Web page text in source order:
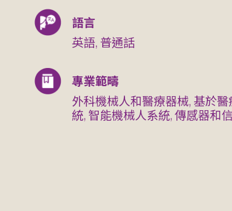
語言
英語, 普通話
專業範疇
外科機械人和醫療器械, 基於
統, 智能機械人系統, 傳感器和